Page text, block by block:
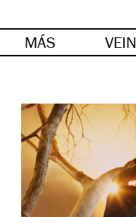
MÁS VEIN